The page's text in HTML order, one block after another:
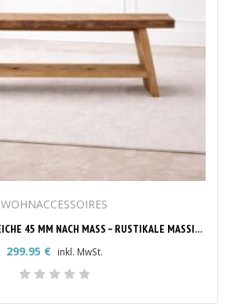
WOHNACCESSOIRES
EICHENBANK AUS ALTEICHE 45 MM NACH MASS – RUSTIKALE MASSIVHOLZBANK
299.95 € inkl. MwSt.